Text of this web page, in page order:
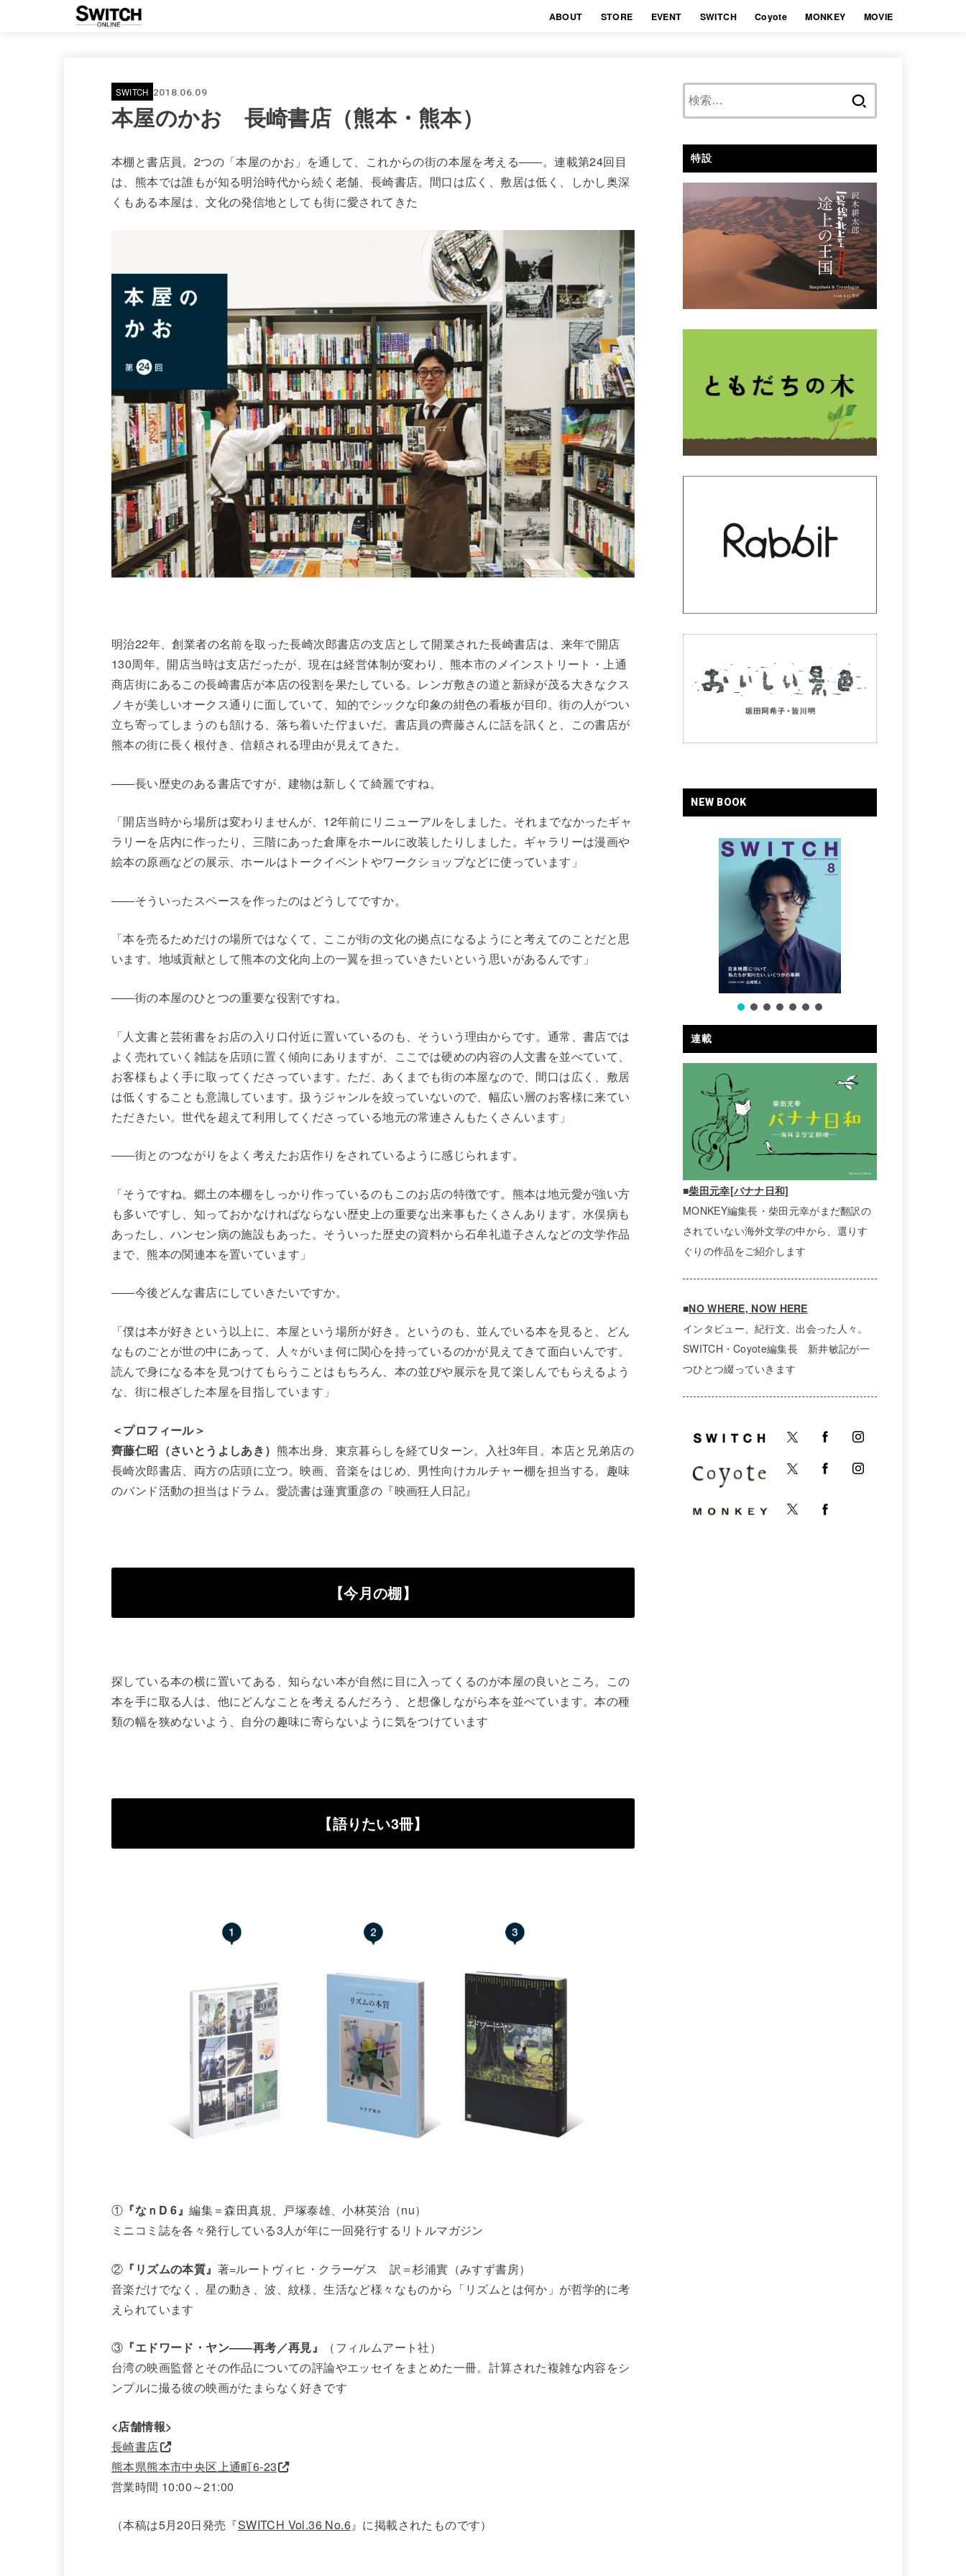
ABOUT STORE EVENT SWITCH Coyote MONKEY MOVIE
SWITCH 2018.06.09
本屋のかお 長崎書店（熊本・熊本）
本棚と書店員。2つの「本屋のかお」を通して、これからの街の本屋を考える――。連載第24回目
は、熊本では誰もが知る明治時代から続く老舗、長崎書店。間口は広く、敷居は低く、しかし奥深
くもある本屋は、文化の発信地としても街に愛されてきた
明治22年、創業者の名前を取った長崎次郎書店の支店として開業された長崎書店は、来年で開店
130周年。開店当時は支店だったが、現在は経営体制が変わり、熊本市のメインストリート・上通
商店街にあるこの長崎書店が本店の役割を果たしている。レンガ敷きの道と新緑が茂る大きなクス
ノキが美しいオークス通りに面していて、知的でシックな印象の紺色の看板が目印。街の人がつい
立ち寄ってしまうのも頷ける、落ち着いた佇まいだ。書店員の齊藤さんに話を訊くと、この書店が
熊本の街に長く根付き、信頼される理由が見えてきた。
――長い歴史のある書店ですが、建物は新しくて綺麗ですね。
「開店当時から場所は変わりませんが、12年前にリニューアルをしました。それまでなかったギャ
ラリーを店内に作ったり、三階にあった倉庫をホールに改装したりしました。ギャラリーは漫画や
絵本の原画などの展示、ホールはトークイベントやワークショップなどに使っています」
――そういったスペースを作ったのはどうしてですか。
「本を売るためだけの場所ではなくて、ここが街の文化の拠点になるようにと考えてのことだと思
います。地域貢献として熊本の文化向上の一翼を担っていきたいという思いがあるんです」
――街の本屋のひとつの重要な役割ですね。
「人文書と芸術書をお店の入り口付近に置いているのも、そういう理由からです。通常、書店では
よく売れていく雑誌を店頭に置く傾向にありますが、ここでは硬めの内容の人文書を並べていて、
お客様もよく手に取ってくださっています。ただ、あくまでも街の本屋なので、間口は広く、敷居
は低くすることも意識しています。扱うジャンルを絞っていないので、幅広い層のお客様に来てい
ただきたい。世代を超えて利用してくださっている地元の常連さんもたくさんいます」
――街とのつながりをよく考えたお店作りをされているように感じられます。
「そうですね。郷土の本棚をしっかり作っているのもこのお店の特徴です。熊本は地元愛が強い方
も多いですし、知っておかなければならない歴史上の重要な出来事もたくさんあります。水俣病も
あったし、ハンセン病の施設もあった。そういった歴史の資料から石牟礼道子さんなどの文学作品
まで、熊本の関連本を置いています」
――今後どんな書店にしていきたいですか。
「僕は本が好きという以上に、本屋という場所が好き。というのも、並んでいる本を見ると、どん
なものごとが世の中にあって、人々がいま何に関心を持っているのかが見えてきて面白いんです。
読んで身になる本を見つけてもらうことはもちろん、本の並びや展示を見て楽しんでもらえるよう
な、街に根ざした本屋を目指しています」
＜プロフィール＞
齊藤仁昭（さいとうよしあき） 熊本出身、東京暮らしを経てUターン。入社3年目。本店と兄弟店の
長崎次郎書店、両方の店頭に立つ。映画、音楽をはじめ、男性向けカルチャー棚を担当する。趣味
のバンド活動の担当はドラム。愛読書は蓮實重彦の『映画狂人日記』
【今月の棚】
探している本の横に置いてある、知らない本が自然に目に入ってくるのが本屋の良いところ。この
本を手に取る人は、他にどんなことを考えるんだろう、と想像しながら本を並べています。本の種
類の幅を狭めないよう、自分の趣味に寄らないように気をつけています
【語りたい3冊】
① 『なｎD 6』編集＝森田真規、戸塚泰雄、小林英治（nu）
ミニコミ誌を各々発行している3人が年に一回発行するリトルマガジン
② 『リズムの本質』 著=ルートヴィヒ・クラーゲス 訳＝杉浦實（みすず書房）
音楽だけでなく、星の動き、波、紋様、生活など様々なものから「リズムとは何か」が哲学的に考
えられています
③ 『エドワード・ヤン――再考／再見』
（フィルムアート社）
台湾の映画監督とその作品についての評論やエッセイをまとめた一冊。計算された複雑な内容をシ
ンプルに撮る彼の映画がたまらなく好きです
<店舗情報>
長崎書店
熊本県熊本市中央区上通町6-23
営業時間 10:00～21:00
（本稿は5月20日発売『SWITCH Vol.36 No.6』に掲載されたものです）
特設
NEW BOOK
連載
■柴田元幸[バナナ日和]
MONKEY編集長・柴田元幸がまだ翻訳の
されていない海外文学の中から、選りす
ぐりの作品をご紹介します
■NO WHERE, NOW HERE
インタビュー、紀行文、出会った人々。
SWITCH・Coyote編集長 新井敏記が一
つひとつ綴っていきます